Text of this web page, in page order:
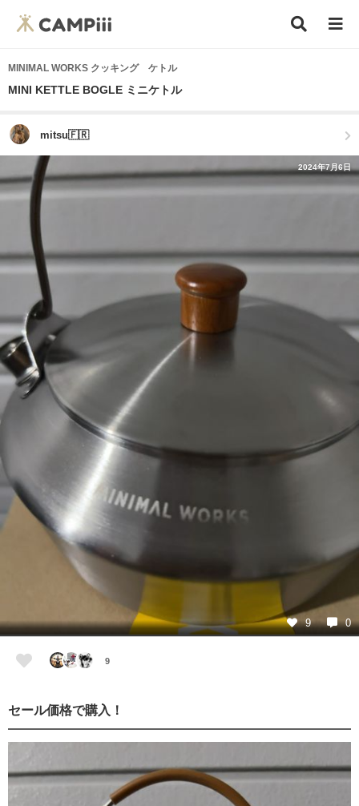
MINIMAL WORKS クッキング ケトル
MINI KETTLE BOGLE ミニケトル
mitsu🇫🇷
2024年7月6日
9 0
9
セール価格で購入！